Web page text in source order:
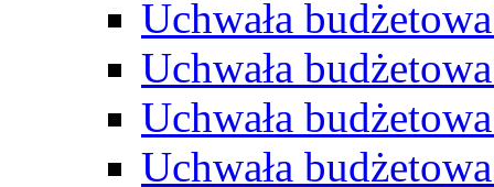
Uchwała
Uchwała
Uchwała
Uchwała